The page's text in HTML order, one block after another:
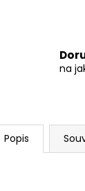
na
Popis